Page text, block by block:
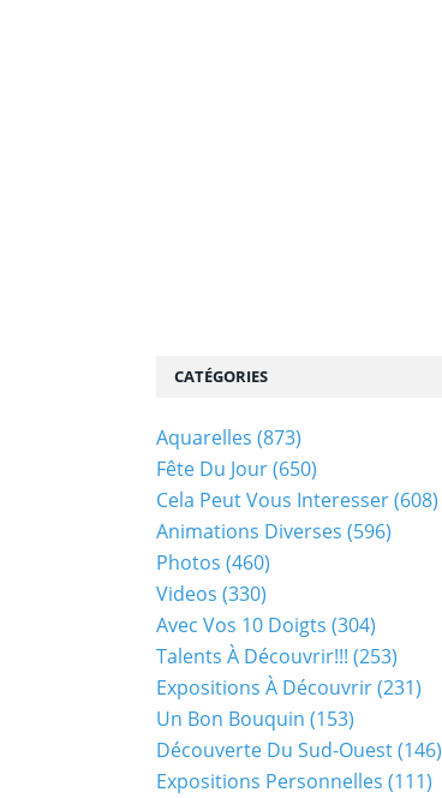
CATÉGORIES
Aquarelles (873)
Fête Du Jour(650)
Cela Peut Vous Interesser(608)
Animations Diverses (596)
Photos (460)
Videos (330)
Avec Vos 10 Doigts (304)
Talents À Découvrir!!! (253)
Expositions À Découvrir(231)
Un Bon Bouquin (153)
Découverte Du Sud-Ouest(146)
Expositions Personnelles (111)